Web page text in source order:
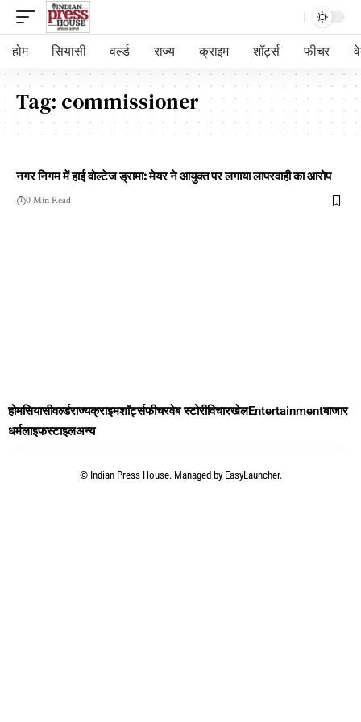
होम सियासी वर्ल्ड राज्य क्राइम शॉर्ट्स फीचर
Tag: commissioner
नगर निगम में हाई वोल्टेज ड्रामा: मेयर ने आयुक्त पर लगाया लापरवाही का आरोप
0 Min Read
होमसियासीवर्ल्डराज्यक्राइमशॉर्ट्सफीचरवेब स्टोरीविचारखेलEntertainmentबाजार
धर्मलाइफस्टाइलअन्य
© Indian Press House. Managed by EasyLauncher.